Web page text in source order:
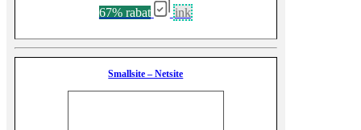
67% rabat ink
Smallsite – Netsite